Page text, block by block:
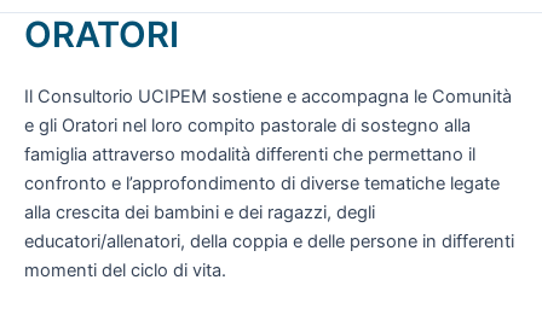
ORATORI
Il Consultorio UCIPEM sostiene e accompagna le Comunità
e gli Oratori nel loro compito pastorale di sostegno alla
famiglia attraverso modalità differenti che permettano il
confronto e l’approfondimento di diverse tematiche legate
alla crescita dei bambini e dei ragazzi, degli
educatori/allenatori, della coppia e delle persone in differenti
momenti del ciclo di vita.